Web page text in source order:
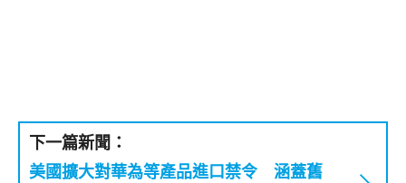
下一篇新聞：
美國擴大對華為等產品進口禁令 涵蓋舊